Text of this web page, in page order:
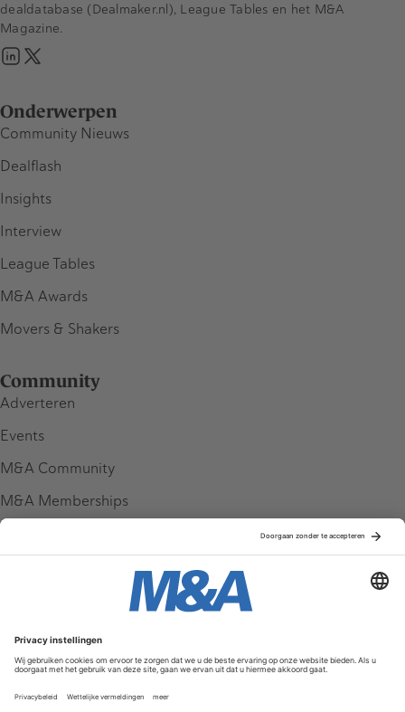
Onderwerpen
Community Nieuws
Dealflash
Insights
Interview
League Tables
M&A Awards
Movers & Shakers
Community
Adverteren
Events
M&A Community
M&A Memberships
Service & Contact
Contact
FAQ
dealdatabase (Dealmaker.nl), League Tables en het M&A
Magazine.